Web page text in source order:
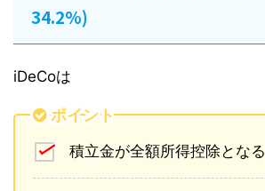
34.2%)
iDeCoは
ポイント
積立金が全額所得控除となる